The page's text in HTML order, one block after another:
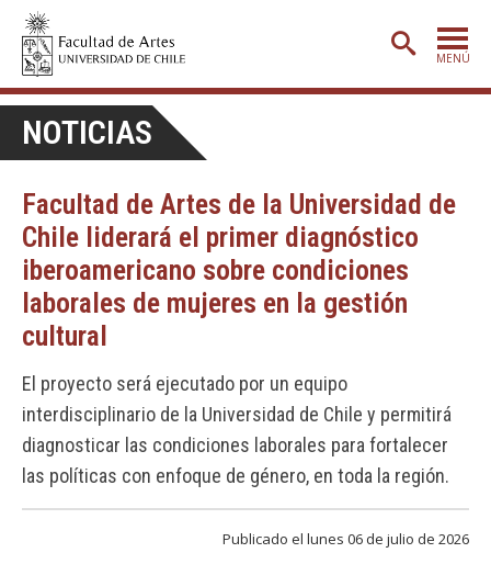
MENÚ
ADMISIÓN
ETAPA BÁSICA
CARRERAS
POSTGRADO
CREACIÓN E INVESTIGACIÓN
BIBLIOTECA
DEPARTAMENTOS
Funcionarias/os
NOTICIAS
Facultad de Artes de la Universidad de
Chile liderará el primer diagnóstico
iberoamericano sobre condiciones
laborales de mujeres en la gestión
cultural
El proyecto será ejecutado por un equipo
interdisciplinario de la Universidad de Chile y permitirá
diagnosticar las condiciones laborales para fortalecer
las políticas con enfoque de género, en toda la región.
Publicado el lunes 06 de julio de 2026